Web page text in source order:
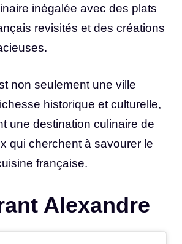
inégalée avec des plats
revisités et des créations
non seulement une ville
historique et culturelle,
une destination culinaire de
qui cherchent à savourer le
française.
Alexandre